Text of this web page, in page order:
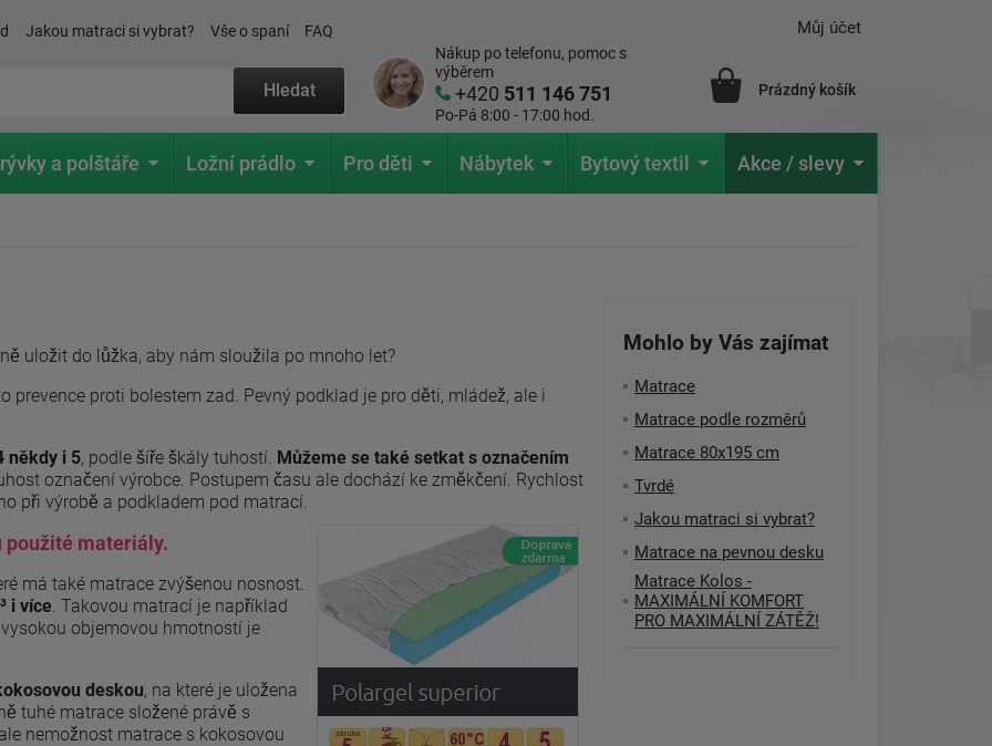
Jakou matraci si vybrat? Vše o spaní FAQ
Hledat
Nákup po telefonu, pomoc s
výběrem
+420 511 146 751
Po-Pá 8:00 - 17:00 hod.
Můj účet
Prázdný košík
a polštáře Ložní prádlo Pro děti Nábytek Bytový textil Akce / slevy
Mohlo by Vás zajímat
Matrace
Matrace podle rozměrů
Matrace 80x195 cm
Tvrdé
Jakou matraci si vybrat?
Matrace na pevnou desku
Matrace Kolos -
MAXIMÁLNÍ KOMFORT
PRO MAXIMÁLNÍ ZÁTĚŽ!
uložit do lůžka, aby nám sloužila po mnoho let?
prevence proti bolestem zad. Pevný podklad je pro děti, mládež, ale i
někdy i 5, podle šíře škály tuhostí. Můžeme se také setkat s označením
označení výrobce. Postupem času ale dochází ke změkčení. Rychlost
při výrobě a podkladem pod matrací.
použité materiály.
má také matrace zvýšenou nosnost.
i více . Takovou matrací je například
objemovou hmotností je
deskou, na které je uložena
tuhé matrace složené právě s
nemožnost matrace s kokosovou